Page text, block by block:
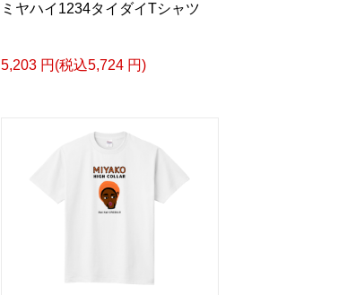
ミヤハイ1234タイダイTシャツ
5,203 円(税込5,724 円)